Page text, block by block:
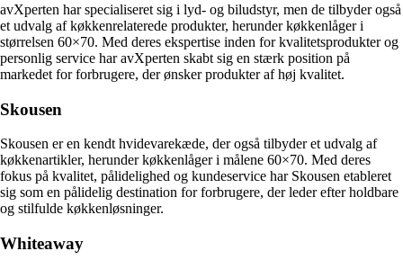
avXperten har specialiseret sig i lyd- og biludstyr, men de tilbyder også
et udvalg af køkkenrelaterede produkter, herunder køkkenlåger i
størrelsen 60×70. Med deres ekspertise inden for kvalitetsprodukter og
personlig service har avXperten skabt sig en stærk position på
markedet for forbrugere, der ønsker produkter af høj kvalitet.
Skousen
Skousen er en kendt hvidevarekæde, der også tilbyder et udvalg af
køkkenartikler, herunder køkkenlåger i målene 60×70. Med deres
fokus på kvalitet, pålidelighed og kundeservice har Skousen etableret
sig som en pålidelig destination for forbrugere, der leder efter holdbare
og stilfulde køkkenløsninger.
Whiteaway